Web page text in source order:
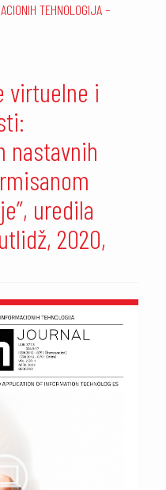
TEHNOLOGIJA –
virtuelne i
nastavnih
uredila
2020,